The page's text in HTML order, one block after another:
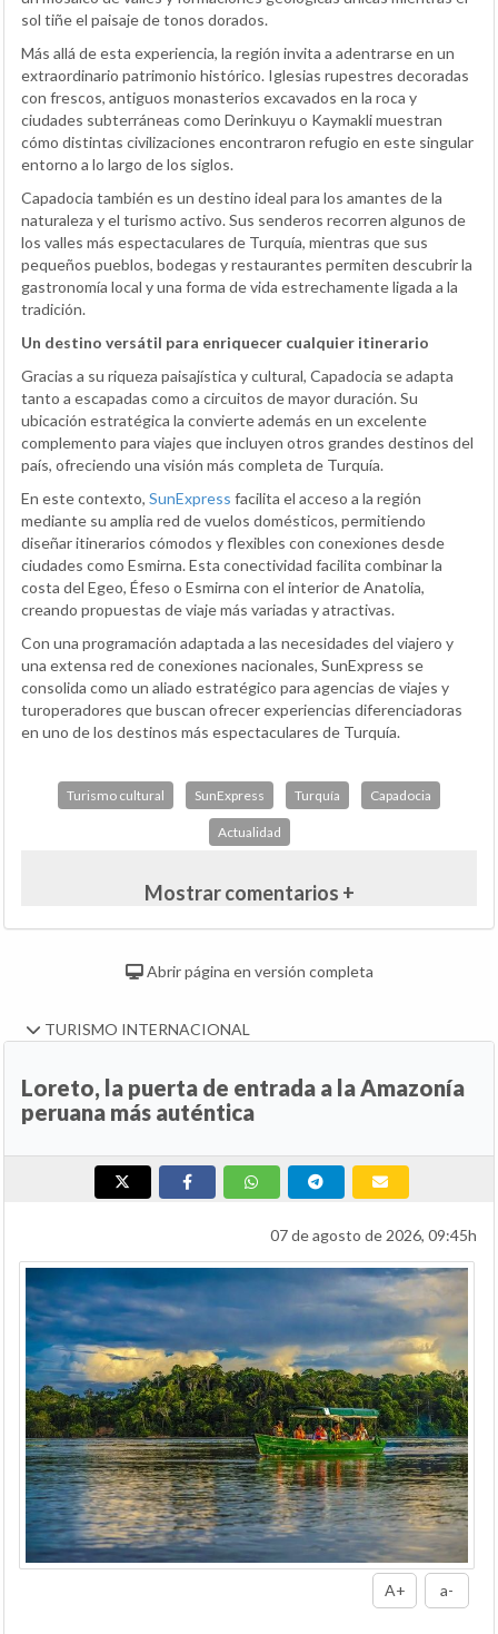
sol tiñe el paisaje de tonos dorados.
Más allá de esta experiencia, la región invita a adentrarse en un
extraordinario patrimonio histórico. Iglesias rupestres decoradas
con frescos, antiguos monasterios excavados en la roca y
ciudades subterráneas como Derinkuyu o Kaymakli muestran
cómo distintas civilizaciones encontraron refugio en este singular
entorno a lo largo de los siglos.
Capadocia también es un destino ideal para los amantes de la
naturaleza y el turismo activo. Sus senderos recorren algunos de
los valles más espectaculares de Turquía, mientras que sus
pequeños pueblos, bodegas y restaurantes permiten descubrir la
gastronomía local y una forma de vida estrechamente ligada a la
tradición.
Un destino versátil para enriquecer cualquier itinerario
Gracias a su riqueza paisajística y cultural, Capadocia se adapta
tanto a escapadas como a circuitos de mayor duración. Su
ubicación estratégica la convierte además en un excelente
complemento para viajes que incluyen otros grandes destinos del
país, ofreciendo una visión más completa de Turquía.
En este contexto, SunExpress facilita el acceso a la región
mediante su amplia red de vuelos domésticos, permitiendo
diseñar itinerarios cómodos y flexibles con conexiones desde
ciudades como Esmirna. Esta conectividad facilita combinar la
costa del Egeo, Éfeso o Esmirna con el interior de Anatolia,
creando propuestas de viaje más variadas y atractivas.
Con una programación adaptada a las necesidades del viajero y
una extensa red de conexiones nacionales, SunExpress se
consolida como un aliado estratégico para agencias de viajes y
turoperadores que buscan ofrecer experiencias diferenciadoras
en uno de los destinos más espectaculares de Turquía.
Turismo cultural SunExpress Turquía Capadocia
Actualidad
Mostrar comentarios +
Abrir página en versión completa
TURISMO INTERNACIONAL
Loreto, la puerta de entrada a la Amazonía
peruana más auténtica
07 de agosto de 2026, 09:45h
A+ a-